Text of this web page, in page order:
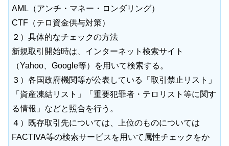
AML（アンチ・マネー・ロンダリング）
CTF（テロ資金供与対策）
２）具体的なチェックの方法
新規取引開始時は、インターネット検索サイト
（Yahoo、Google等）を用いて検索する。
３）各国政府機関等が公表している「取引禁止リスト」
「資産凍結リスト」「重要犯罪者・テロリスト等に関す
る情報」などと照合を行う。
４）既存取引先については、上位のものについては
FACTIVA等の検索サービスを用いて属性チェックをか